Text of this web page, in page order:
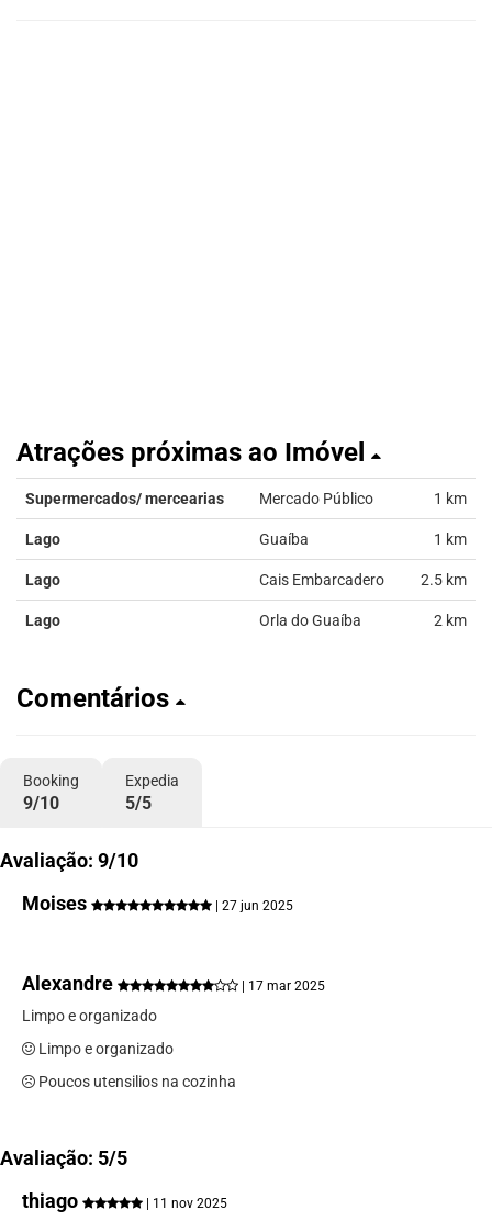
Atrações próximas ao Imóvel
Supermercados/ mercearias Mercado Público 1 km
Lago Guaíba 1 km
Lago Cais Embarcadero 2.5 km
Lago Orla do Guaíba 2 km
Comentários
Booking
9/10
Expedia
5/5
Avaliação: 9/10
Moises
| 27 jun 2025
Alexandre | 17 mar 2025
Limpo e organizado
Limpo e organizado
Poucos utensilios na cozinha
Avaliação: 5/5
thiago
| 11 nov 2025